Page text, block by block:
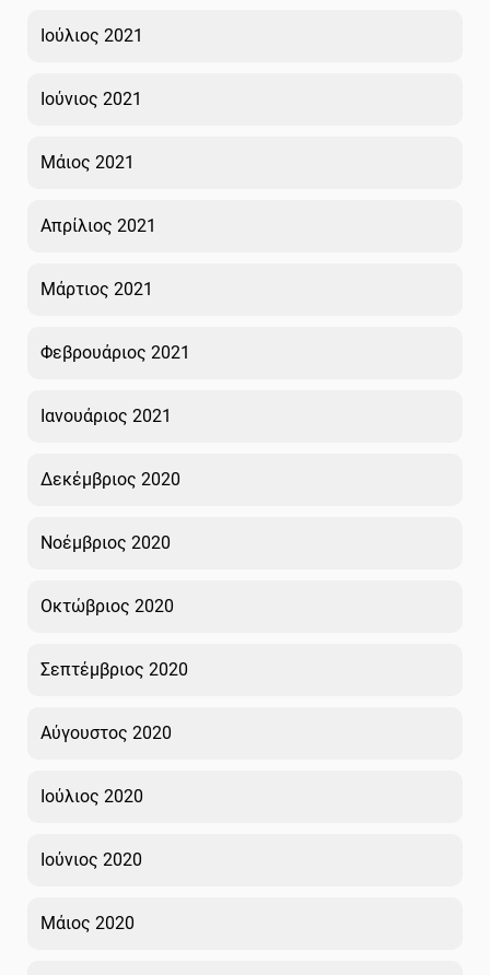
Ιούλιος 2021
Ιούνιος 2021
Μάιος 2021
Απρίλιος 2021
Μάρτιος 2021
Φεβρουάριος 2021
Ιανουάριος 2021
Δεκέμβριος 2020
Νοέμβριος 2020
Οκτώβριος 2020
Σεπτέμβριος 2020
Αύγουστος 2020
Ιούλιος 2020
Ιούνιος 2020
Μάιος 2020